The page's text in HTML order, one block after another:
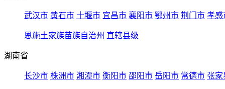
武汉市 黄石市 十堰市 宜昌市 襄阳市 鄂州市 荆门市 孝感
恩施土家族苗族自治州 直辖县级
湖南省
长沙市 株洲市 湘潭市 衡阳市 邵阳市 岳阳市 常德市 张家